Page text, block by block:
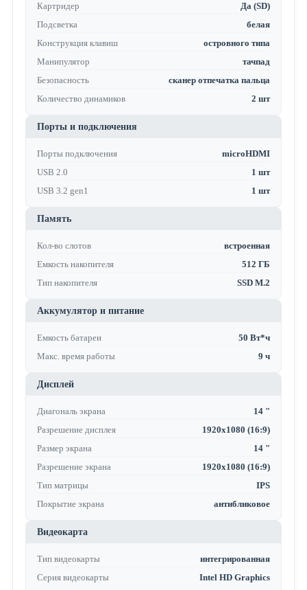
Картридер
Да (SD)
Подсветка
белая
Конструкция клавиш
островного типа
Манипулятор
тачпад
Безопасность
сканер отпечатка пальца
Количество динамиков
2 шт
Порты и подключения
Порты подключения
microHDMI
USB 2.0
1 шт
USB 3.2 gen1
1 шт
Память
Кол-во слотов
встроенная
Емкость накопителя
512 ГБ
Тип накопителя
SSD M.2
Аккумулятор и питание
Емкость батареи
50 Вт*ч
Макс. время работы
9 ч
Дисплей
Диагональ экрана
14 "
Разрешение дисплея
1920x1080 (16:9)
Размер экрана
14 "
Разрешение экрана
1920x1080 (16:9)
Тип матрицы
IPS
Покрытие экрана
антибликовое
Видеокарта
Тип видеокарты
интегрированная
Серия видеокарты
Intel HD Graphics